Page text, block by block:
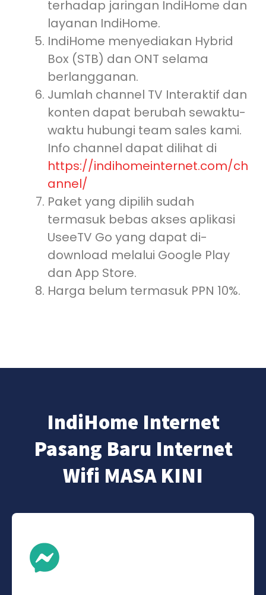
terhadap jaringan IndiHome dan
layanan IndiHome.
IndiHome menyediakan Hybrid
Box (STB) dan ONT selama
berlangganan.
Jumlah channel TV Interaktif dan
konten dapat berubah sewaktu-
waktu hubungi team sales kami.
Info channel dapat dilihat di
https://indihomeinternet.com/ch
annel/
Paket yang dipilih sudah
termasuk bebas akses aplikasi
UseeTV Go yang dapat di-
download melalui Google Play
dan App Store.
Harga belum termasuk PPN 10%.
IndiHome Internet
Pasang Baru Internet
Wifi MASA KINI